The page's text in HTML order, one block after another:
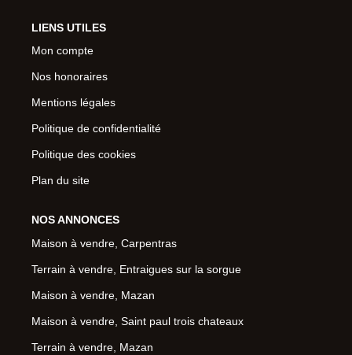
LIENS UTILES
Mon compte
Nos honoraires
Mentions légales
Politique de confidentialité
Politique des cookies
Plan du site
NOS ANNONCES
Maison à vendre, Carpentras
Terrain à vendre, Entraigues sur la sorgue
Maison à vendre, Mazan
Maison à vendre, Saint paul trois chateaux
Terrain à vendre, Mazan